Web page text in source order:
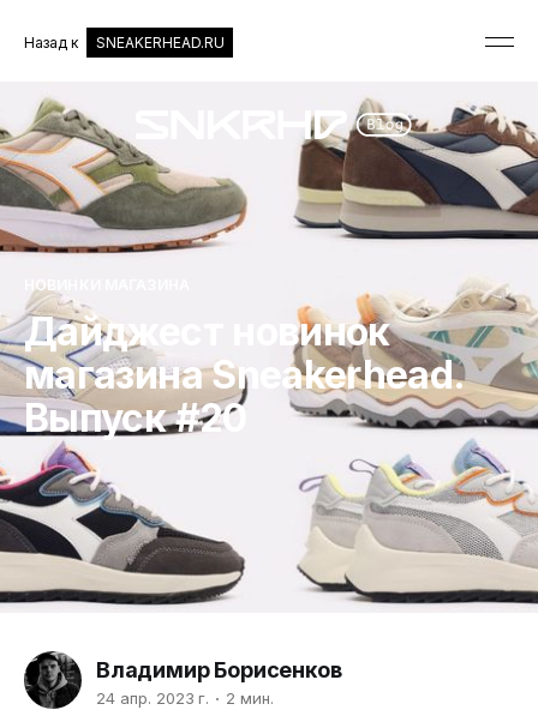
Назад к SNEAKERHEAD.RU
НОВИНКИ МАГАЗИНА
Дайджест новинок
магазина Sneakerhead.
Выпуск #20
Владимир Борисенков
24 апр. 2023 г. 2 мин.